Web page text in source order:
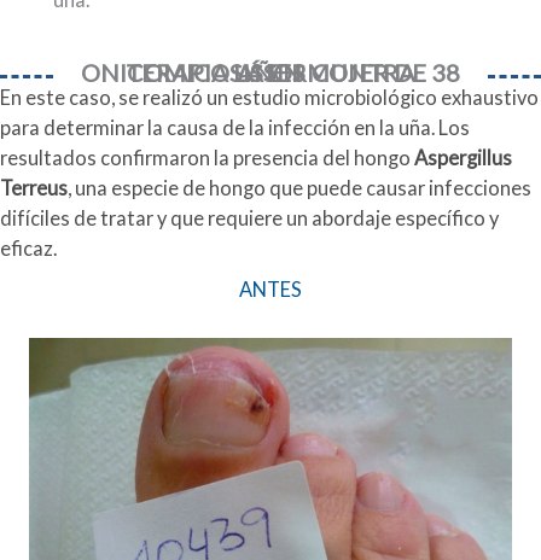
TERAPIA LÁSER CONTRA ONICOMICOSIS EN MUJER DE 38 AÑOS
En este caso, se realizó un estudio microbiológico exhaustivo
para determinar la causa de la infección en la uña. Los
resultados confirmaron la presencia del hongo Aspergillus
Terreus, una especie de hongo que puede causar infecciones
difíciles de tratar y que requiere un abordaje específico y
eficaz.
ANTES